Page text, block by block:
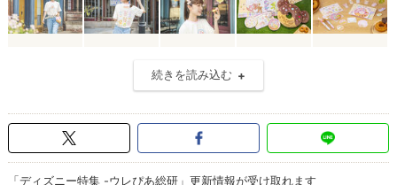
続きを読み込む
「ディズニー特集 -ウレぴあ総研」更新情報が受け取れます